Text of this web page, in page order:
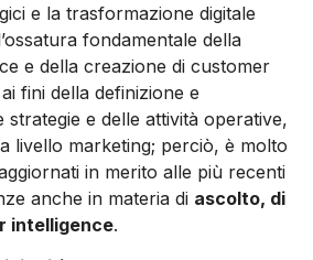
e la trasformazione digitale
fondamentale della
e della creazione di customer
fini della definizione e
strategie e delle attività operative,
livello marketing; perciò, è molto
in merito alle più recenti
anche in materia di ascolto, di
intelligence.